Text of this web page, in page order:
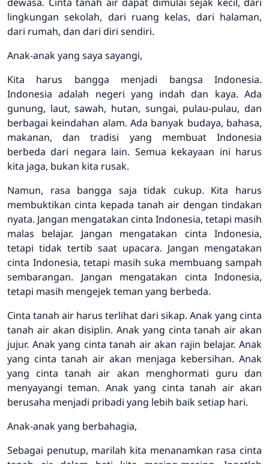
dewasa. Cinta tanah air dapat dimulai sejak kecil, dari
lingkungan sekolah, dari ruang kelas, dari halaman,
dari rumah, dan dari diri sendiri.
Anak-anak yang saya sayangi,
Kita harus bangga menjadi bangsa Indonesia.
Indonesia adalah negeri yang indah dan kaya. Ada
gunung, laut, sawah, hutan, sungai, pulau-pulau, dan
berbagai keindahan alam. Ada banyak budaya, bahasa,
makanan, dan tradisi yang membuat Indonesia
berbeda dari negara lain. Semua kekayaan ini harus
kita jaga, bukan kita rusak.
Namun, rasa bangga saja tidak cukup. Kita harus
membuktikan cinta kepada tanah air dengan tindakan
nyata. Jangan mengatakan cinta Indonesia, tetapi masih
malas belajar. Jangan mengatakan cinta Indonesia,
tetapi tidak tertib saat upacara. Jangan mengatakan
cinta Indonesia, tetapi masih suka membuang sampah
sembarangan. Jangan mengatakan cinta Indonesia,
tetapi masih mengejek teman yang berbeda.
Cinta tanah air harus terlihat dari sikap. Anak yang cinta
tanah air akan disiplin. Anak yang cinta tanah air akan
jujur. Anak yang cinta tanah air akan rajin belajar. Anak
yang cinta tanah air akan menjaga kebersihan. Anak
yang cinta tanah air akan menghormati guru dan
menyayangi teman. Anak yang cinta tanah air akan
berusaha menjadi pribadi yang lebih baik setiap hari.
Anak-anak yang berbahagia,
Sebagai penutup, marilah kita menanamkan rasa cinta